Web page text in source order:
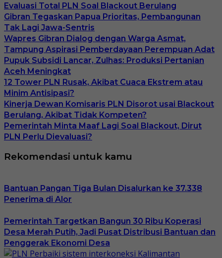
Evaluasi Total PLN Soal Blackout Berulang
Gibran Tegaskan Papua Prioritas, Pembangunan
Tak Lagi Jawa-Sentris
Wapres Gibran Dialog dengan Warga Asmat,
Tampung Aspirasi Pemberdayaan Perempuan Adat
Pupuk Subsidi Lancar, Zulhas: Produksi Pertanian
Aceh Meningkat
12 Tower PLN Rusak, Akibat Cuaca Ekstrem atau
Minim Antisipasi?
Kinerja Dewan Komisaris PLN Disorot usai Blackout
Berulang, Akibat Tidak Kompeten?
Pemerintah Minta Maaf Lagi Soal Blackout, Dirut
PLN Perlu Dievaluasi?
Rekomendasi untuk kamu
Bantuan Pangan Tiga Bulan Disalurkan ke 37.338
Penerima di Alor
Pemerintah Targetkan Bangun 30 Ribu Koperasi
Desa Merah Putih, Jadi Pusat Distribusi Bantuan dan
Penggerak Ekonomi Desa